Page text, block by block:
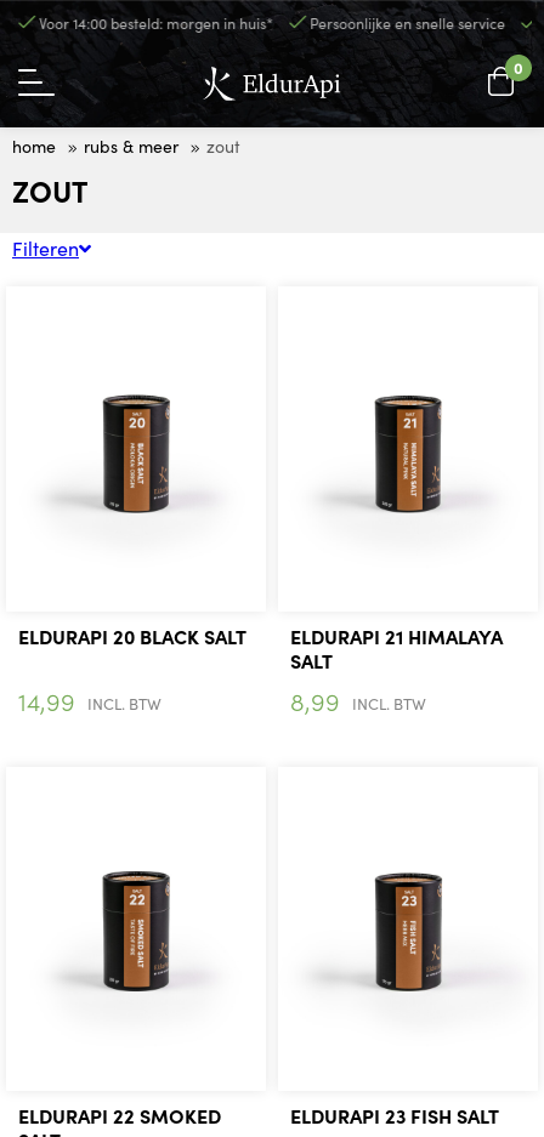
Voor 14:00 besteld: morgen in huis* Persoonlijke en snelle service
0
home rubs & meer zout
ZOUT
Filteren
Filter toepassen
GLAZES
INJECTIEKRUIDEN
KRUIDEN
ELDURAPI 20 BLACK SALT
14,99 INCL. BTW
ELDURAPI 21 HIMALAYA
SALT
8,99 INCL. BTW
ELDURAPI 22 SMOKED
ELDURAPI 23 FISH SALT